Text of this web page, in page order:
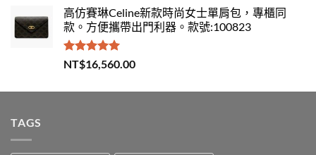
高仿賽琳Celine新款時尚女士單肩包，專櫃同
款。方便攜帶出門利器。款號:100823
評分5.00
滿分 5
NT$16,560.00
TAGS